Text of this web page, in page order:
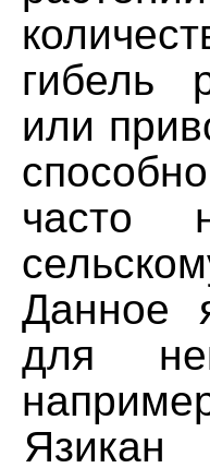
гибель
или
часто
Данное
для